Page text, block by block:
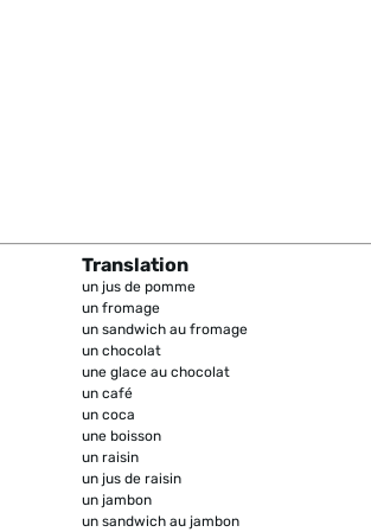
Translation
un jus de pomme
un fromage
un sandwich au fromage
un chocolat
une glace au chocolat
un café
un coca
une boisson
un raisin
un jus de raisin
un jambon
un sandwich au jambon